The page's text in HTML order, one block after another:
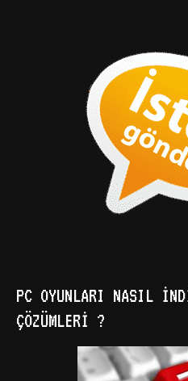
PC OYUNLARI NASIL
ÇÖZÜMLERI ?